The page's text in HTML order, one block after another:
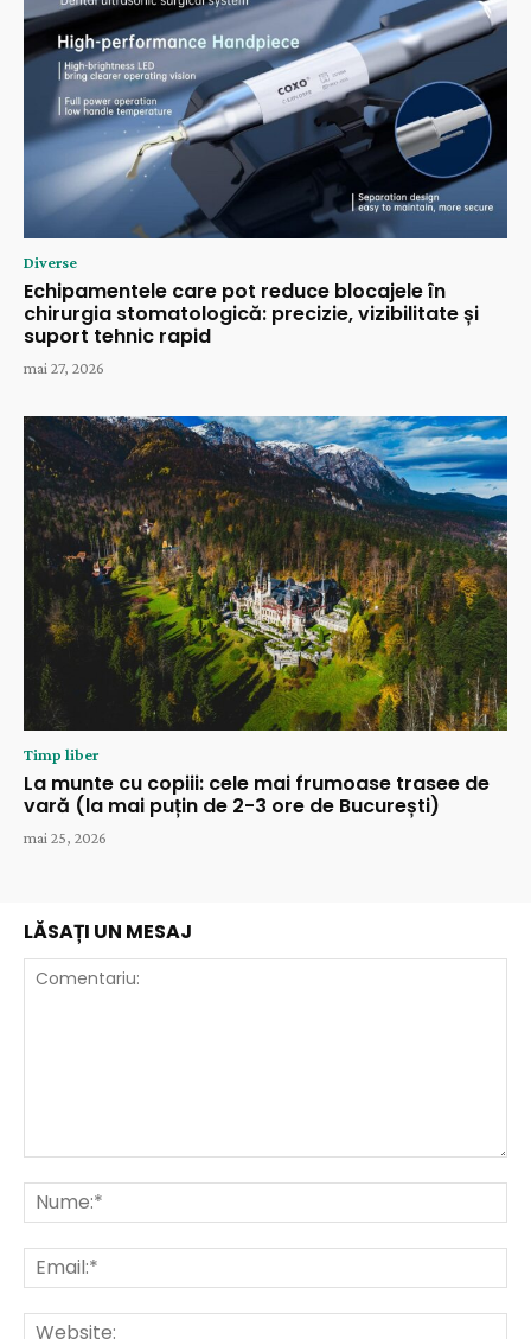
Diverse
Echipamentele care pot reduce blocajele în
chirurgia stomatologică: precizie, vizibilitate și
suport tehnic rapid
mai 27, 2026
Timp liber
La munte cu copiii: cele mai frumoase trasee de
vară (la mai puțin de 2-3 ore de București)
mai 25, 2026
LĂSAȚI UN MESAJ